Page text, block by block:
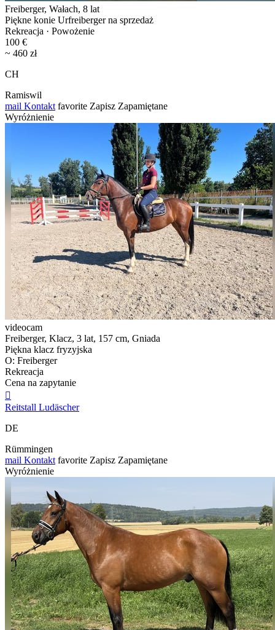
Freiberger, Wałach, 8 lat
Piękne konie Urfreiberger na sprzedaż
Rekreacja · Powożenie
100 €
~ 460 zł
CH
Ramiswil
mail Kontakt favorite Zapisz Zapamiętane
Wyróżnienie
videocam
Freiberger, Klacz, 3 lat, 157 cm, Gniada
Piękna klacz fryzyjska
O: Freiberger
Rekreacja
Cena na zapytanie

Reitstall Ludäscher
DE
Rümmingen
mail Kontakt favorite Zapisz Zapamiętane
Wyróżnienie